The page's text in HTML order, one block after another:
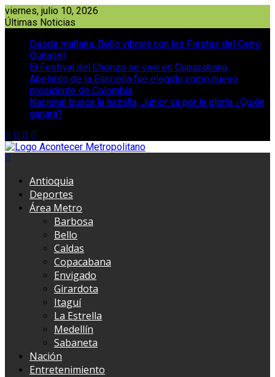
Saltar
al
viernes, julio 10, 2026
Últimas Noticias
Desde mañana, Bello vibrará con las Fiestas del Cerro
Quitasol
El Festival del Chorizo se vive en Copacabana
Abelardo de la Espriella fue elegido como nuevo
presidente de Colombia
Nacional busca la hazaña, Junior va por la gloria ¿Quién
ganará?
Antioquia
Deportes
Área Metro
Barbosa
Bello
Caldas
Copacabana
Envigado
Girardota
Itaguí
La Estrella
Medellín
Sabaneta
Nación
Entretenimiento